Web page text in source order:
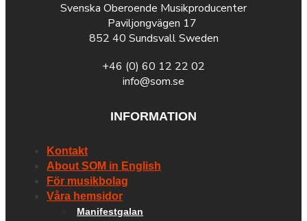
Svenska Oberoende Musikproducenter
Paviljongvägen 17
852 40 Sundsvall Sweden
+46 (0) 60 12 22 02
info@som.se
INFORMATION
Kontakt
About SOM in English
För musikbolag
Våra hemsidor
Manifestgalan